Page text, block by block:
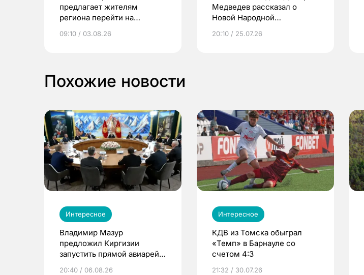
предлагает жителям
региона перейти на
выиграть призы
09:10 / 03.08.26
Медведев рассказал о
Новой Народной
20:10 / 25.07.26
Похожие новости
Интересное
Владимир Мазур
предложил Киргизии
запустить прямой авиарейс
20:40 / 06.08.26
Интересное
КДВ из Томска обыграл
«Темп» в Барнауле со
счетом 4:3
21:32 / 30.07.26